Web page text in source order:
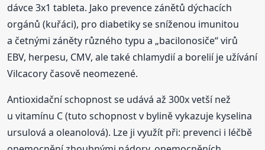
dávce 3x1 tableta. Jako prevence zánětů dýchacích
orgánů (kuřáci), pro diabetiky se sníženou imunitou
a četnými záněty různého typu a „bacilonosiče“ virů
EBV, herpesu, CMV, ale také chlamydií a borelií je užívání
Vilcacory časově neomezené.
Antioxidační schopnost se udává až 300x vetší než
u vitamínu C (tuto schopnost v bylině vykazuje kyselina
ursulová a oleanolová). Lze ji využít při: prevenci i léčbě